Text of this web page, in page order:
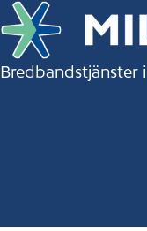
Bredbandstjänster